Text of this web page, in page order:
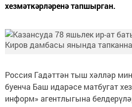
хезмәткәрләренә тапшырган.
Россия Гадәттән тыш хәлләр
буенча Баш идарәсе матбугат
информ» агентлыгына